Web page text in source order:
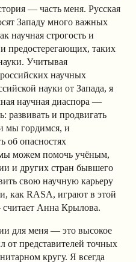
— часть меня. Русская
Западу много важных
научная строгость и
предостерегающих, таких
Учитывая
научных
науки от Запада, я
научная диаспора —
развивать и продвигать
мы гордимся, и
об опасностях
можем помочь учёным,
и других стран бывшего
свою научную карьеру
как RASA, играют в этой
Анна Крылова.
для меня — это высокое
от представителей точных
кругу. Я всегда